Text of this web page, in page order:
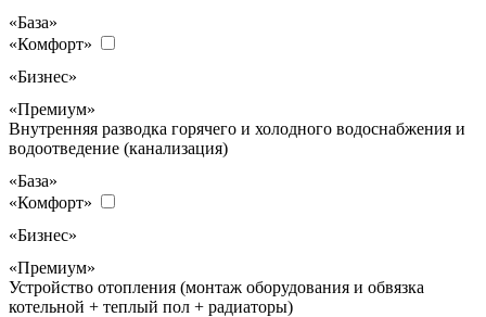
«База»
«Комфорт»
«Бизнес»
«Премиум»
Внутренняя разводка горячего и холодного водоснабжения и
водоотведение (канализация)
«База»
«Комфорт»
«Бизнес»
«Премиум»
Устройство отопления (монтаж оборудования и обвязка
котельной + теплый пол + радиаторы)